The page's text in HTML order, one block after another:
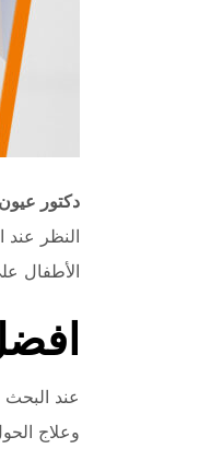
دكتور
النظر
الأطفال
عند
وعلاج